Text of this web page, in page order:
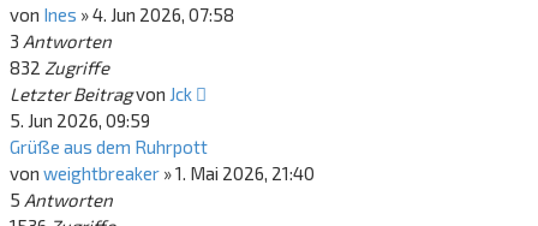
von Ines »4. Jun 2026, 07:58
3 Antworten
832 Zugriffe
Letzter Beitragvon Jck
5. Jun 2026, 09:59
Grüße aus dem Ruhrpott
von weightbreaker »1. Mai 2026, 21:40
5 Antworten